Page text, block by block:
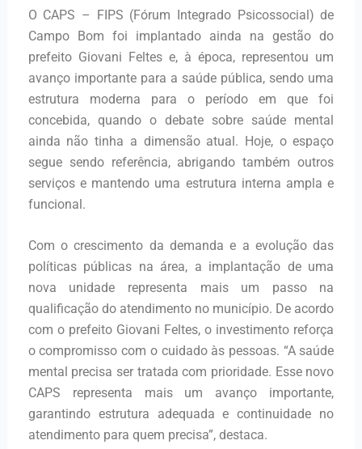
O CAPS – FIPS (Fórum Integrado Psicossocial) de
Campo Bom foi implantado ainda na gestão do
prefeito Giovani Feltes e, à época, representou um
avanço importante para a saúde pública, sendo uma
estrutura moderna para o período em que foi
concebida, quando o debate sobre saúde mental
ainda não tinha a dimensão atual. Hoje, o espaço
segue sendo referência, abrigando também outros
serviços e mantendo uma estrutura interna ampla e
funcional.
Com o crescimento da demanda e a evolução das
políticas públicas na área, a implantação de uma
nova unidade representa mais um passo na
qualificação do atendimento no município. De acordo
com o prefeito Giovani Feltes, o investimento reforça
o compromisso com o cuidado às pessoas. “A saúde
mental precisa ser tratada com prioridade. Esse novo
CAPS representa mais um avanço importante,
garantindo estrutura adequada e continuidade no
atendimento para quem precisa”, destaca.